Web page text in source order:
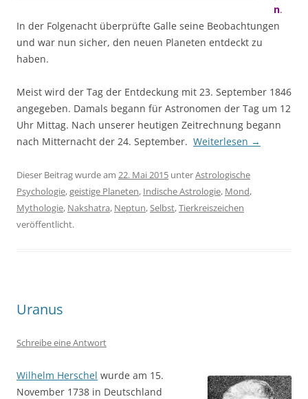
n.
In der Folgenacht überprüfte Galle seine Beobachtungen
und war nun sicher, den neuen Planeten entdeckt zu
haben.
Meist wird der Tag der Entdeckung mit 23. September 1846
angegeben. Damals begann für Astronomen der Tag um 12
Uhr Mittag. Nach unserer heutigen Zeitrechnung begann
nach Mitternacht der 24. September. Weiterlesen →
Dieser Beitrag wurde am 22. Mai 2015 unterAstrologische
Psychologie,geistige Planeten, Indische Astrologie, Mond,
Mythologie, Nakshatra, Neptun, Selbst,Tierkreiszeichen
veröffentlicht.
Uranus
Schreibe eine Antwort
Wilhelm Herschel wurde am 15.
November 1738 in Deutschland